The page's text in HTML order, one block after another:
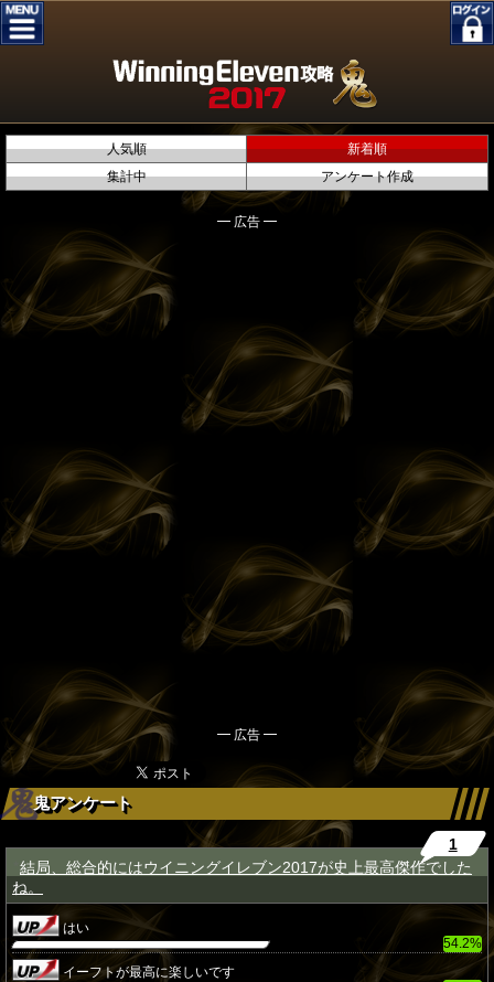
人気順
新着順
集計中
アンケート作成
━ 広告 ━
━ 広告 ━
鬼アンケート
結局、総合的にはウイニングイレブン2017が史上最高傑作でした
ね。
1
はい
54.2%
イーフトが最高に楽しいです